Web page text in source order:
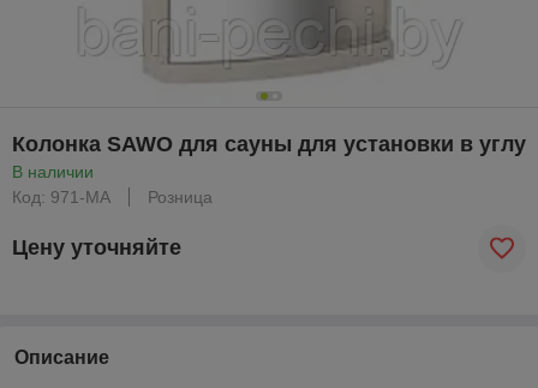
Колонка SAWO для сауны для установки в углу
В наличии
Код: 971-MA
Розница
Цену уточняйте
Описание